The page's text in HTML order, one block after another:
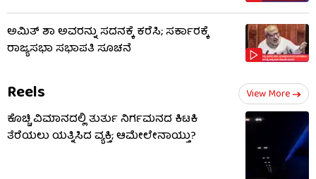
ಅಮಿತ್ ಶಾ ಅವರನ್ನು ಸದನಕ್ಕೆ ಕರೆಸಿ; ಸರ್ಕಾರಕ್ಕೆ
ರಾಜ್ಯಸಭಾ ಸಭಾಪತಿ ಸೂಚನೆ
Reels View More
ಕೊಚ್ಚಿ ವಿಮಾನದಲ್ಲಿ ತುರ್ತು ನಿರ್ಗಮನದ ಕಿಟಕಿ
ತೆರೆಯಲು ಯತ್ನಿಸಿದ ವ್ಯಕ್ತಿ; ಆಮೇಲೇನಾಯ್ತು?